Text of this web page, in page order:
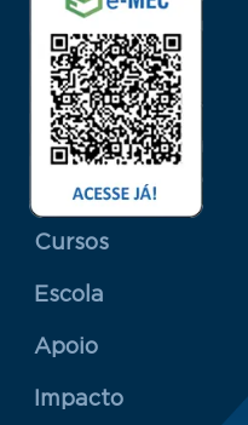
Menu Rodapé 1
Cursos
Escola
Rodapé 2
Apoio
Impacto